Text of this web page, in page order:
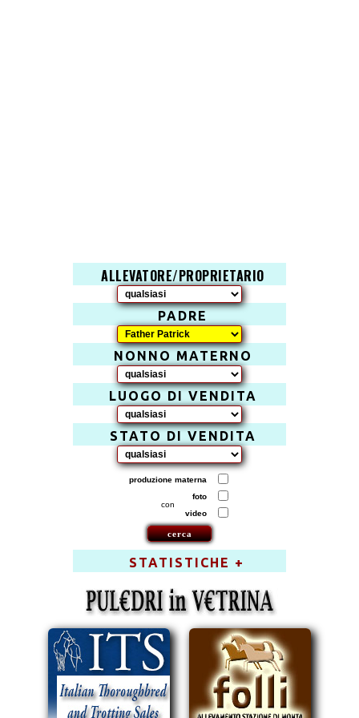
ALLEVATORE/PROPRIETARIO
PADRE
NONNO MATERNO
LUOGO DI VENDITA
STATO DI VENDITA
produzione materna
con
foto
video
STATISTICHE +